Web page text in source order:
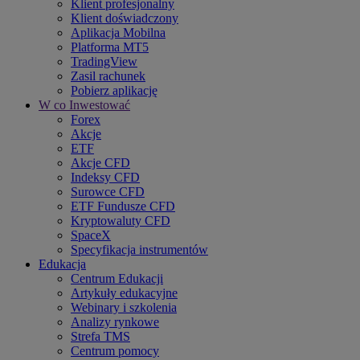
Klient profesjonalny
Klient doświadczony
Aplikacja Mobilna
Platforma MT5
TradingView
Zasil rachunek
Pobierz aplikację
W co Inwestować
Forex
Akcje
ETF
Akcje CFD
Indeksy CFD
Surowce CFD
ETF Fundusze CFD
Kryptowaluty CFD
SpaceX
Specyfikacja instrumentów
Edukacja
Centrum Edukacji
Artykuły edukacyjne
Webinary i szkolenia
Analizy rynkowe
Strefa TMS
Centrum pomocy